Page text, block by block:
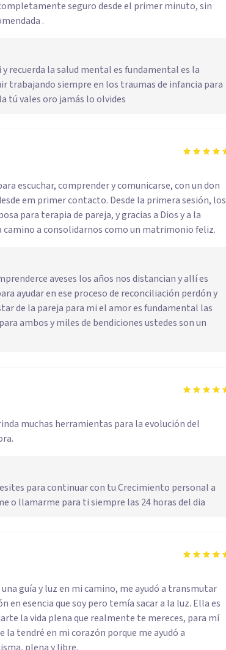
seguro desde el primer minuto, sin
.
recuerda la salud mental es fundamental es la
trabajando siempre en los traumas de infancia para
tú vales oro jamás lo olvides
escuchar, comprender y comunicarse, con un don
em primer contacto. Desde la primera sesión, los
para terapia de pareja, y gracias a Dios y a la
camino a consolidarnos como un matrimonio feliz.
aveses los años nos distancian y allí es
ayudar en ese proceso de reconciliación perdón y
de la pareja para mi el amor es fundamental las
ambos y miles de bendiciones ustedes son un
muchas herramientas para la evolución del
para continuar con tu Crecimiento personal a
o llamarme para ti siempre las 24 horas del dia
guía y luz en mi camino, me ayudó a transmutar
esencia que soy pero temía sacar a la luz. Ella es
la vida plena que realmente te mereces, para mí
tendré en mi corazón porque me ayudó a